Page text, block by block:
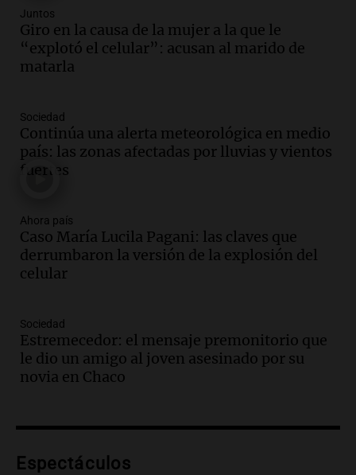
Audio.
árbitros bajo la lupa tras fallos
controvertidos
Panorama Federal
para modificar proyecto de propiedad
privada en el Senado Nacional
Panorama Federal
Episodios
contrato entre cooperativa argentina y
Huawei en Neuquén
Panorama Federal
Episodios
la presencia de 70.000 bolivianos en la
provincia y su integración
Panorama Federal
Episodios
siempre: ''Difundan el milagro''"
Episodios
Juntos
Giro en la causa de la mujer a la que le
“explotó el celular”: acusan al marido de
matarla
Sociedad
Continúa una alerta meteorológica en medio
país: las zonas afectadas por lluvias y vientos
fuertes
Ahora país
Caso María Lucila Pagani: las claves que
derrumbaron la versión de la explosión del
celular
Sociedad
Estremecedor: el mensaje premonitorio que
le dio un amigo al joven asesinado por su
novia en Chaco
Espectáculos